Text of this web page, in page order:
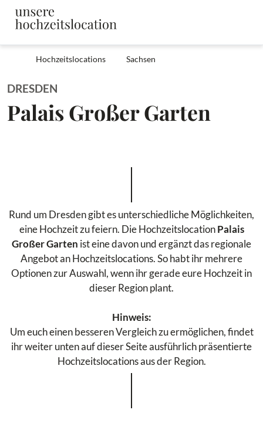
Hochzeitslocations Sachsen
DRESDEN
Palais Großer Garten
Rund um Dresden gibt es unterschiedliche Möglichkeiten,
eine Hochzeit zu feiern. Die HochzeitslocationPalais
Großer Garten ist eine davon und ergänzt das regionale
Angebot an Hochzeitslocations. So habt ihr mehrere
Optionen zur Auswahl, wenn ihr gerade eure Hochzeit in
dieser Region plant.
Hinweis:
Um euch einen besseren Vergleich zu ermöglichen, findet
ihr weiter unten auf dieser Seite ausführlich präsentierte
Hochzeitslocations aus der Region.